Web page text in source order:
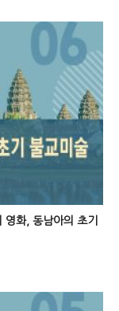
영화, 동남아의 초기